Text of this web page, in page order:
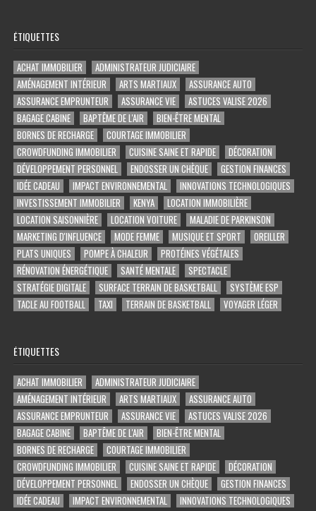
ÉTIQUETTES
ACHAT IMMOBILIER
ADMINISTRATEUR JUDICIAIRE
AMÉNAGEMENT INTÉRIEUR
ARTS MARTIAUX
ASSURANCE AUTO
ASSURANCE EMPRUNTEUR
ASSURANCE VIE
ASTUCES VALISE 2026
BAGAGE CABINE
BAPTÊME DE L'AIR
BIEN-ÊTRE MENTAL
BORNES DE RECHARGE
COURTAGE IMMOBILIER
CROWDFUNDING IMMOBILIER
CUISINE SAINE ET RAPIDE
DÉCORATION
DÉVELOPPEMENT PERSONNEL
ENDOSSER UN CHÈQUE
GESTION FINANCES
IDÉE CADEAU
IMPACT ENVIRONNEMENTAL
INNOVATIONS TECHNOLOGIQUES
INVESTISSEMENT IMMOBILIER
KENYA
LOCATION IMMOBILIÈRE
LOCATION SAISONNIÈRE
LOCATION VOITURE
MALADIE DE PARKINSON
MARKETING D'INFLUENCE
MODE FEMME MUSIQUE ET SPORT
OREILLER
PLATS UNIQUES
POMPE À CHALEUR
PROTÉINES VÉGÉTALES
RÉNOVATION ÉNERGÉTIQUE
SANTÉ MENTALE
SPECTACLE
STRATÉGIE DIGITALE
SURFACE TERRAIN DE BASKETBALL
SYSTÈME ESP
TACLE AU FOOTBALL
TAXI TERRAIN DE BASKETBALL VOYAGER LÉGER
ÉTIQUETTES
ACHAT IMMOBILIER
ADMINISTRATEUR JUDICIAIRE
AMÉNAGEMENT INTÉRIEUR
ARTS MARTIAUX
ASSURANCE AUTO
ASSURANCE EMPRUNTEUR
ASSURANCE VIE
ASTUCES VALISE 2026
BAGAGE CABINE
BAPTÊME DE L'AIR
BIEN-ÊTRE MENTAL
BORNES DE RECHARGE
COURTAGE IMMOBILIER
CROWDFUNDING IMMOBILIER
CUISINE SAINE ET RAPIDE
DÉCORATION
DÉVELOPPEMENT PERSONNEL
ENDOSSER UN CHÈQUE
GESTION FINANCES
IDÉE CADEAU
IMPACT ENVIRONNEMENTAL
INNOVATIONS TECHNOLOGIQUES